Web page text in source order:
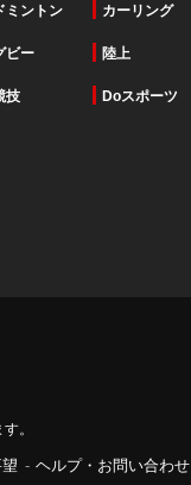
ミントン カーリング
ビー 陸上
技 Doスポーツ
。
- ヘルプ・お問い合わせ